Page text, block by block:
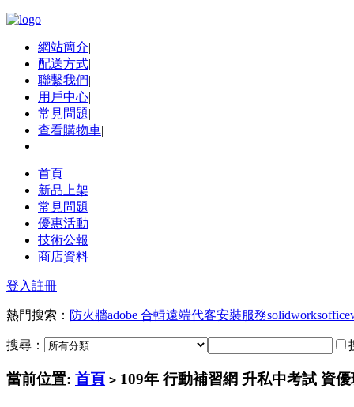
網站簡介|
配送方式|
聯繫我們|
用戶中心|
常見問題|
查看購物車|
首頁
新品上架
常見問題
優惠活動
技術公報
商店資料
登入註冊
熱門搜索： 防火牆adobe 合輯遠端代客安裝服務solidworksoffice
搜尋：
當前位置: 首頁 > 109年 行動補習網 升私中考試 資